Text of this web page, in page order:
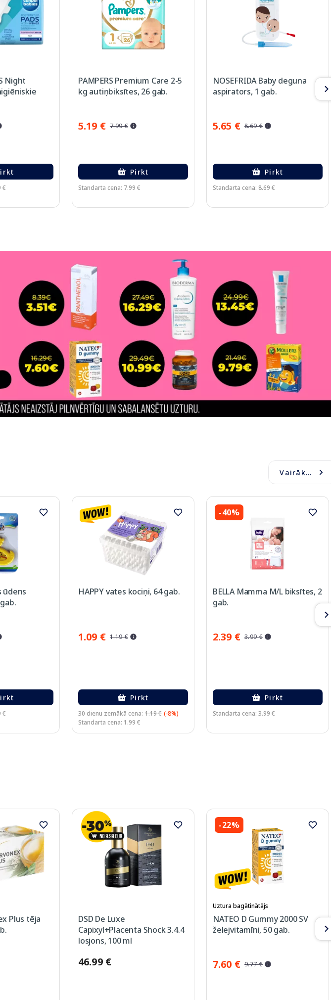
Night
€
PAMPERS Premium Care 2-5
kg autiņbiksītes, 26 gab.
5.19 € 7.99 €
Pirkt
Standarta cena: 7.99 €
NOSEFRIDA Baby deguna
aspirators, 1 gab.
5.65 € 8.69 €
Pirkt
Standarta cena: 8.69 €
Vairāk...
ūdens
€
HAPPY vates kociņi, 64 gab.
1.09 € 1.19 €
Pirkt
30 dienu zemākā cena: 1.19 € (-8%)
Standarta cena: 1.99 €
-40%
BELLA Mamma M/L biksītes, 2
gab.
2.39 € 3.99 €
Pirkt
Standarta cena: 3.99 €
Plus tēja
DSD De Luxe
Capixyl+Placenta Shock 3.4.4
losjons, 100 ml
46.99 €
-22%
Uztura bagātinātājs
NATEO D Gummy 2000 SV
želejvitamīni, 50 gab.
7.60 € 9.77 €